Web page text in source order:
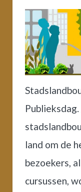
land om de
bezoekers,
cursussen,